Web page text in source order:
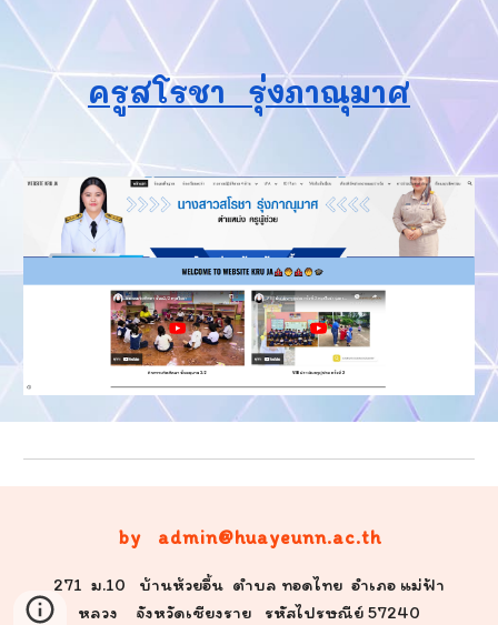
ครูสโรชา รุ่งภาณุมาศ
by admin@huayeunn.ac.th
271 ม.10 บ้านห้วยอื้น ตำบล ทอดไทย อำเภอ แม่ฟ้า
หลวง จังหวัดเชียงราย รหัสไปรษณีย์ 57240